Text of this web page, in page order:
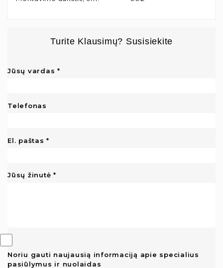
Turite Klausimų? Susisiekite
Jūsų vardas
Telefonas
El. paštas
Jūsų žinutė
Noriu gauti naujausią informaciją apie specialius
pasiūlymus ir nuolaidas